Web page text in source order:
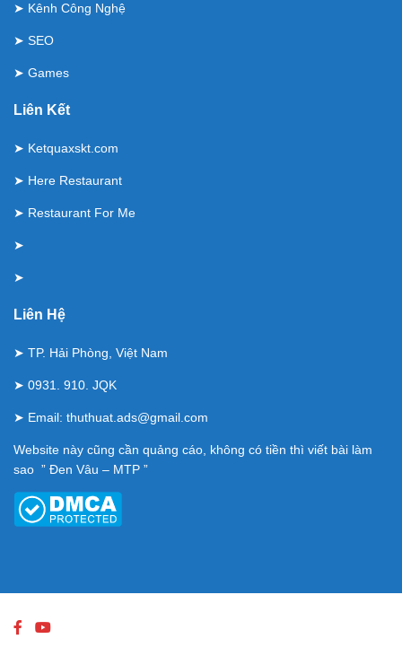
➤ Kênh Công Nghệ
➤ SEO
➤ Games
Liên Kết
➤ Ketquaxskt.com
➤ Here Restaurant
➤ Restaurant For Me
➤
➤
Liên Hệ
➤ TP. Hải Phòng, Việt Nam
➤ 0931. 910. JQK
➤ Email: thuthuat.ads@gmail.com
Website này cũng cần quảng cáo, không có tiền thì viết bài làm
sao ” Đen Vâu – MTP ”